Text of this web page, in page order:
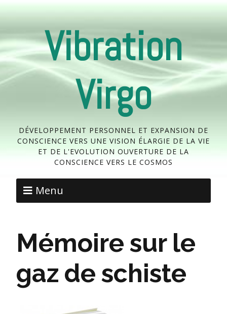
Vibration
Virgo
DÉVELOPPEMENT PERSONNEL ET EXPANSION DE
CONSCIENCE VERS UNE VISION ÉLARGIE DE LA VIE
ET DE L'EVOLUTION OUVERTURE DE LA
CONSCIENCE VERS LE COSMOS
Menu
Mémoire sur le
gaz de schiste